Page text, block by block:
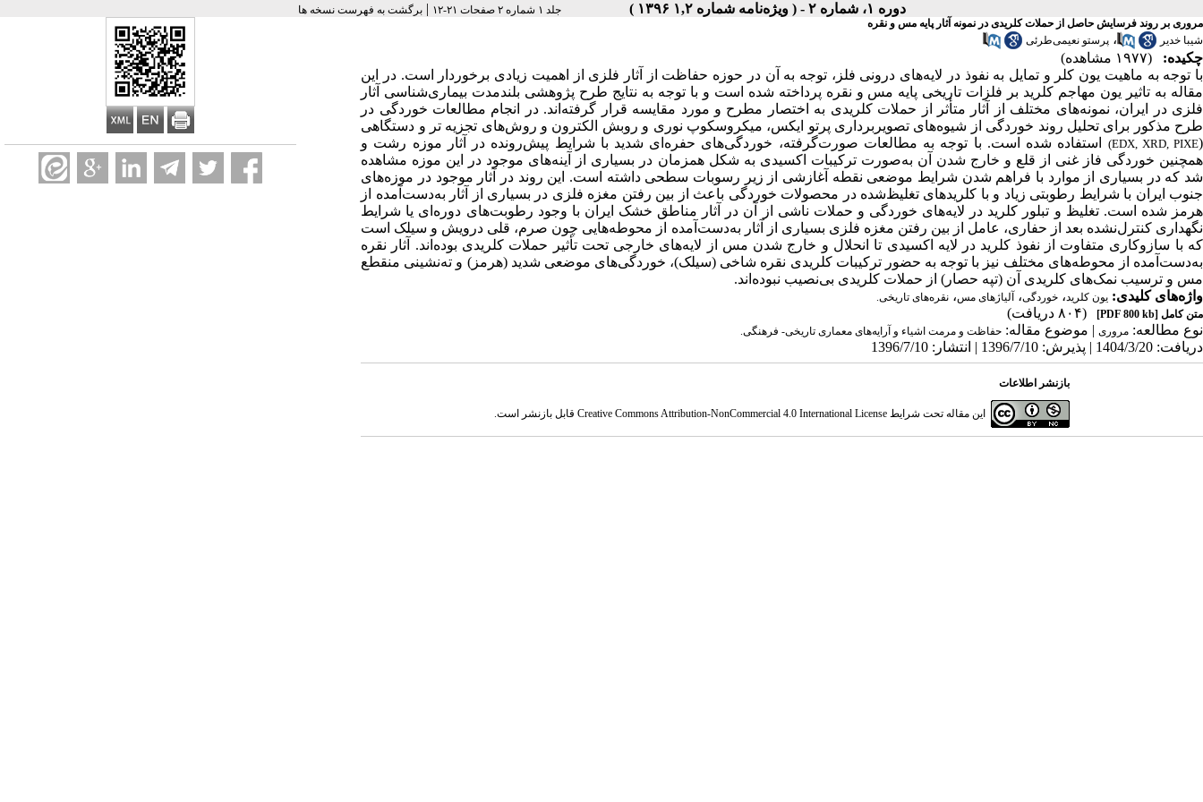
دوره ۱، شماره ۲ - ( ویژه‌نامه شماره ۱,۲ ۱۳۹۶ ) جلد ۱ شماره ۲ صفحات ۲۱-۱۲ |برگشت به فهرست نسخه ها
مروری بر روند فرسایش حاصل از حملات کلریدی در نمونه آثار پایه مس و نقره
شیبا خدیر
، پرستو نعیمی‌طرئی
چکیده:
(۱۹۷۷ مشاهده)
با توجه به ماهیت یون کلر و تمایل به نفوذ در لایه‌های درونی فلز، توجه به آن در حوزه حفاظت از آثار فلزی از اهمیت زیادی برخوردار است. در این
مقاله به تاثیر یون مهاجم کلرید بر فلزات تاریخی پایه مس و نقره پرداخته شده است و با توجه به نتایج طرح پژوهشی بلندمدت بیماری‌شناسی آثار
فلزی در ایران، نمونه‌های مختلف از آثار متأثر از حملات کلریدی به اختصار مطرح و مورد مقایسه قرار گرفته‌اند. در انجام مطالعات خوردگی در
طرح مذکور برای تحلیل روند خوردگی از شیوه‌های تصویربرداری پرتو ایکس، میکروسکوپ نوری و روبش الکترون و روش‌های تجزیه تر و دستگاهی
(
(EDX, XRD, PIXE استفاده شده است. با توجه به مطالعات صورت‌گرفته، خوردگی‌های حفره‌ای شدید با شرایط پیش‌رونده در آثار موزه رشت و
همچنین خوردگی فاز غنی از قلع و خارج شدن آن به‌صورت ترکیبات اکسیدی به شکل همزمان در بسیاری از آینه‌های موجود در این موزه مشاهده
شد که در بسیاری از موارد با فراهم شدن شرایط موضعی نقطه آغازشی از زیر رسوبات سطحی داشته است. این روند در آثار موجود در موزه‌های
جنوب ایران با شرایط رطوبتی زیاد و با کلریدهای تغلیظ‌شده در محصولات خوردگی باعث از بین رفتن مغزه فلزی در بسیاری از آثار به‌دست‌آمده از
هرمز شده است. تغلیظ و تبلور کلرید در لایه‌های خوردگی و حملات ناشی از آن در آثار مناطق خشک ایران با وجود رطوبت‌های دوره‌ای یا شرایط
نگهداری کنترل‌نشده بعد از حفاری، عامل از بین رفتن مغزه فلزی بسیاری از آثار به‌دست‌آمده از محوطه‌هایی چون صرم، قلی درویش و سیلک است
که با سازوکاری متفاوت از نفوذ کلرید در لایه اکسیدی تا انحلال و خارج شدن مس از لایه‌های خارجی تحت تأثیر حملات کلریدی بوده‌اند. آثار نقره
به‌دست‌آمده از محوطه‌های مختلف نیز با توجه به حضور ترکیبات کلریدی نقره شاخی (سیلک)، خوردگی‌های موضعی شدید (هرمز) و ته‌نشینی منقطع
مس و ترسیب نمک‌های کلریدی آن (تپه حصار) از حملات کلریدی بی‌نصیب نبوده‌اند.
واژه‌های کلیدی: یون کلرید، خوردگی، آلیاژهای مس، نقره‌های تاریخی.
متن کامل [PDF 800 kb]
(۸۰۴ دریافت)
نوع مطالعه: مروری | موضوع مقاله: حفاظت و مرمت اشیاء و آرایه‌های معماری تاریخی- فرهنگی.
دریافت: 1404/3/20 | پذیرش: 1396/7/10 | انتشار: 1396/7/10
بازنشر اطلاعات
این مقاله تحت شرایط Creative Commons Attribution-NonCommercial 4.0 International Licenseقابل بازنشر است.